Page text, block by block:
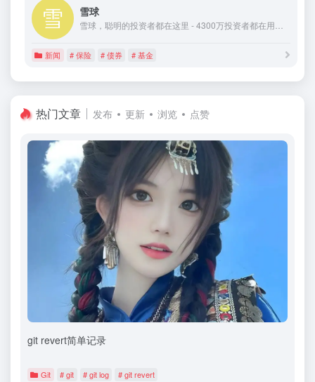
雪球
雪球，聪明的投资者都在这里 - 4300万投资者都在用的投资社区，沪深港美全球市场实时行情，股票基金债券免费资讯，与投资高手实战交流。
新闻 # 保险 # 债券 # 基金
热门文章 发布 更新 浏览 点赞
git revert简单记录
Git # git # git log # git revert